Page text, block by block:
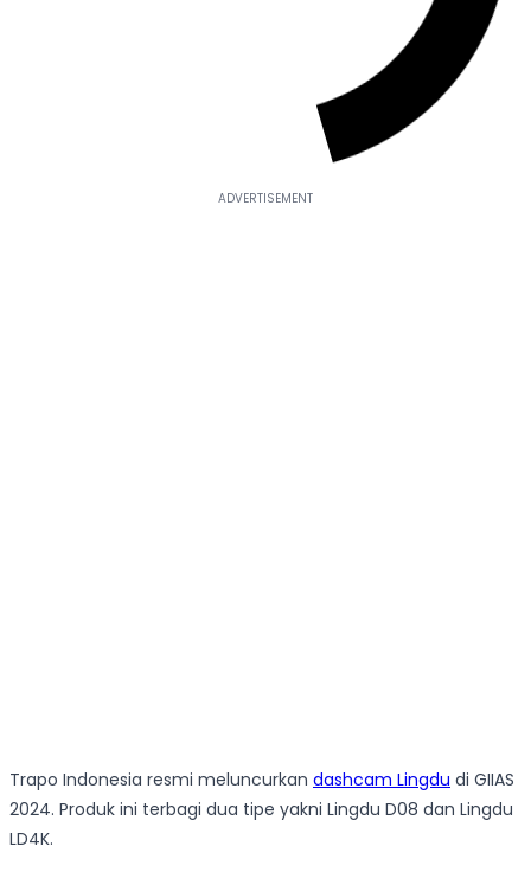
Trapo Indonesia resmi meluncurkan dashcam Lingdu di GIIAS
2024. Produk ini terbagi dua tipe yakni Lingdu D08 dan Lingdu
LD4K.